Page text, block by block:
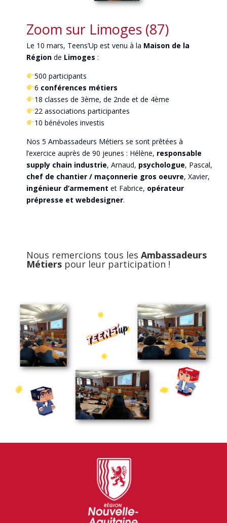
Zoom sur Limoges (87)
Le 10 mars, Teens’Up est venu à la Maison de la
Régionde Limoges :
500 participants
6 conférences métiers
18 classes de 3ème, de 2nde et de 4ème
22 associations participantes
10 bénévoles investis
Nos 5 Ambassadeurs Métiers se sont prêtées à
l’exercice auprès de 90 jeunes : Hélène, responsable
supply chain industrie, Arnaud, psychologue, Pascal,
chef de chantier / maçonnerie gros oeuvre, Xavier,
ingénieur d’armement et Fabrice, opérateur
prépresse et webdesigner.
Nous remercions tous les Ambassadeurs
Métierspour leur participation !